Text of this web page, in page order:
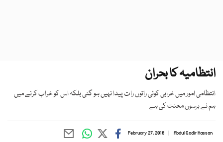
انتظامیہ کا بحران
انتظامی امور میں خرابی کوئی راتوں رات پیدا نہیں ہو گئی بلکہ اس کو خراب کرنے میں
ہم نے برسوں محنت کی ہے
Abdul Qadir Hassan
February 27, 2018